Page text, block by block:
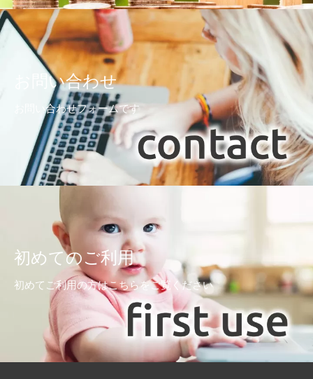
お問い合わせ
お問い合わせフォームです
初めてのご利用
初めてご利用の方はこちらをご覧ください